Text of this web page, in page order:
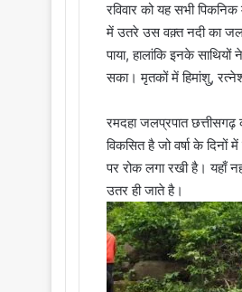
रविवार को यह सभी
में उतरे उस वक़्त नदी का
पाया, हालांकि इनके
सका। मृतकों में हिमांशु,
रमदहा जलप्रपात
विकसित है जो वर्षा के
पर रोक लगा रखी है। यहाँ
उतर ही जाते है।